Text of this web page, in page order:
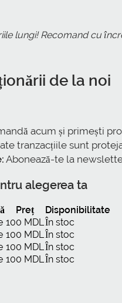
lungi! Recomand cu
de la noi
acum și primești
tranzacțiile sunt
Abonează-te la
alegerea ta
Preț
Disponibilitate
100 MDL În stoc
100 MDL În stoc
100 MDL În stoc
100 MDL În stoc